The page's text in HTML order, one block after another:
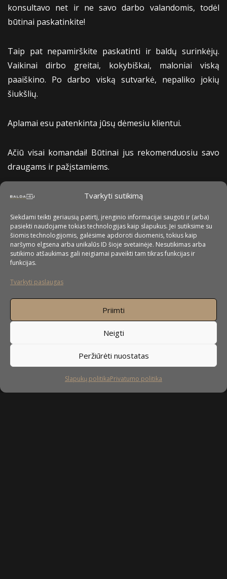
Tvarkyti sutikimą
Siekdami teikti geriausią patirtį, įrenginio informacijai saugoti ir (arba)
pasiekti naudojame tokias technologijas kaip slapukus. Jei sutiksime su
šiomis technologijomis, galėsime apdoroti duomenis, tokius kaip
naršymo elgsena arba unikalūs ID šioje svetainėje. Nesutikimas arba
sutikimo atšaukimas gali neigiamai paveikti tam tikras funkcijas ir
funkcijas.
Tvarkyti paslaugas
Priimti
Neigti
Peržiūrėti nuostatas
Slapukų politikaPrivatumo politika
konsultavo net ir ne savo darbo valandomis, todėl
būtinai paskatinkite!
Taip pat nepamirškite paskatinti ir baldų surinkėjų.
Vaikinai dirbo greitai, kokybiškai, maloniai viską
paaiškino. Po darbo viską sutvarkė, nepaliko jokių
šiukšlių.
Aplamai esu patenkinta jūsų dėmesiu klientui.
Ačiū visai komandai! Būtinai jus rekomenduosiu savo
draugams ir pažįstamiems.
Virginija
Sekite mus